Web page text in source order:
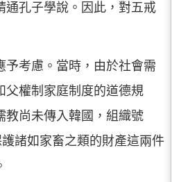
通孔子學說。因此，對五戒
予考慮。當時，由於社會需
父權制家庭制度的道德規
教尚未傳入韓國，組織號
諸如家畜之類的財產這兩件